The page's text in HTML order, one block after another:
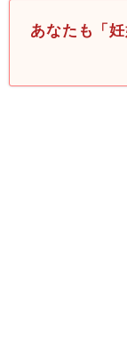
あなたも「